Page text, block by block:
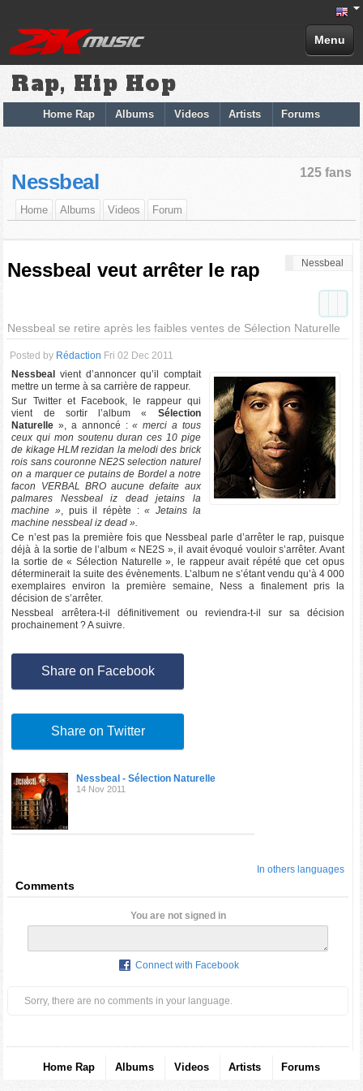
Menu
Rap, Hip Hop
Home Rap Albums Videos Artists Forums
125 fans
Nessbeal
Home Albums Videos Forum
Nessbeal
Nessbeal veut arrêter le rap
Nessbeal se retire après les faibles ventes de Sélection Naturelle
Posted by Rédaction Fri 02 Dec 2011
Nessbeal
vient d’annoncer qu’il comptait
mettre un terme à sa carrière de rappeur.
Sur Twitter et Facebook, le rappeur qui
vient de sortir l’album « Sélection
Naturelle », a annoncé :« merci a tous
ceux qui mon soutenu duran ces 10 pige
de kikage HLM rezidan la melodi des brick
rois sans couronne NE2S selection naturel
on a marquer ce putains de Bordel a notre
facon VERBAL BRO aucune defaite aux
palmares Nessbeal iz dead jetains la
machine », puis il répète :« Jetains la
machine nessbeal iz dead ».
Ce n’est pas la première fois que Nessbeal parle d’arrêter le rap, puisque
déjà à la sortie de l’album « NE2S », il avait évoqué vouloir s’arrêter. Avant
la sortie de « Sélection Naturelle », le rappeur avait répété que cet opus
déterminerait la suite des évènements. L’album ne s’étant vendu qu’à 4 000
exemplaires environ la première semaine, Ness a finalement pris la
décision de s’arrêter.
Nessbeal arrêtera-t-il définitivement ou reviendra-t-il sur sa décision
prochainement ? A suivre.
Share on Facebook
Share on Twitter
Nessbeal - Sélection Naturelle
14 Nov 2011
In others languages
Comments
You are not signed in
Connect with Facebook
Sorry, there are no comments in your language.
Home Rap Albums Videos Artists Forums